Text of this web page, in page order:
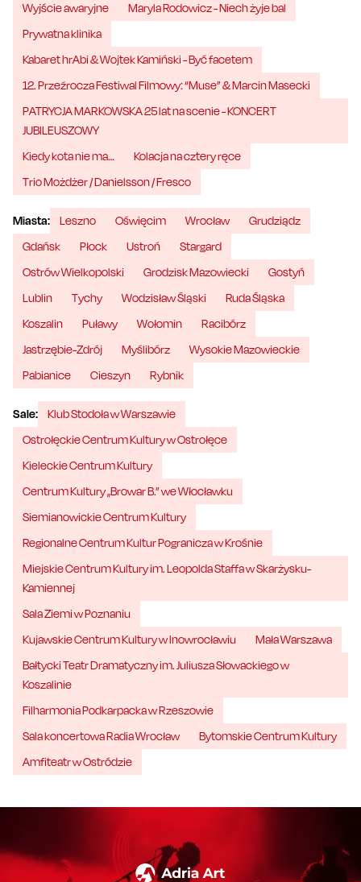
Wyjście awaryjne
Maryla Rodowicz - Niech żyje bal
Prywatna klinika
Kabaret hrAbi & Wojtek Kamiński - Być facetem
12. Przeźrocza Festiwal Filmowy: “Muse” & Marcin Masecki
PATRYCJA MARKOWSKA 25 lat na scenie - KONCERT
JUBILEUSZOWY
Kiedy kota nie ma…
Kolacja na cztery ręce
Trio Możdżer / Danielsson / Fresco
Miasta: Leszno Oświęcim Wrocław
Grudziądz
Gdańsk
Płock Ustroń
Stargard
Ostrów Wielkopolski
Grodzisk Mazowiecki
Gostyń
Lublin
Tychy Wodzisław Śląski
Ruda Śląska
Koszalin
Puławy Wołomin
Racibórz
Jastrzębie-Zdrój
Myślibórz
Wysokie Mazowieckie
Pabianice
Cieszyn Rybnik
Sale:
Klub Stodoła w Warszawie
Ostrołęckie Centrum Kultury w Ostrołęce
Kieleckie Centrum Kultury
Centrum Kultury „Browar B.” we Włocławku
Siemianowickie Centrum Kultury
Regionalne Centrum Kultur Pogranicza w Krośnie
Miejskie Centrum Kultury im. Leopolda Staffa w Skarżysku-
Kamiennej
Sala Ziemi w Poznaniu
Kujawskie Centrum Kultury w Inowrocławiu
Mała Warszawa
Bałtycki Teatr Dramatyczny im. Juliusza Słowackiego w
Koszalinie
Filharmonia Podkarpacka w Rzeszowie
Sala koncertowa Radia Wrocław
Bytomskie Centrum Kultury
Amfiteatr w Ostródzie